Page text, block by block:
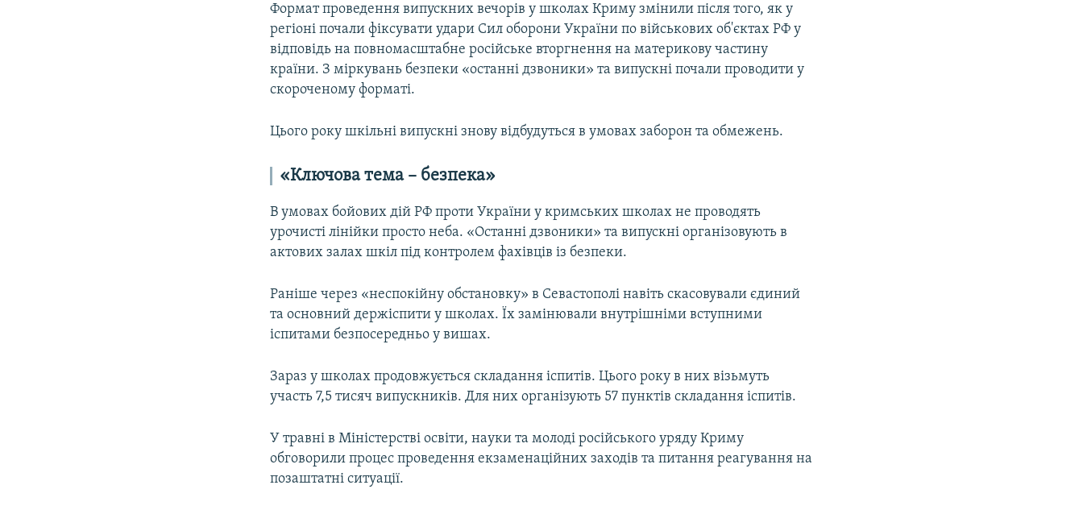
Формат проведення випускних вечорів у школах Криму змінили після того, як у
регіоні почали фіксувати удари Сил оборони України по військових об'єктах РФ у
відповідь на повномасштабне російське вторгнення на материкову частину
країни. З міркувань безпеки «останні дзвоники» та випускні почали проводити у
скороченому форматі.
Цього року шкільні випускні знову відбудуться в умовах заборон та обмежень.
«Ключова тема – безпека»
В умовах бойових дій РФ проти України у кримських школах не проводять
урочисті лінійки просто неба. «Останні дзвоники» та випускні організовують в
актових залах шкіл під контролем фахівців із безпеки.
Раніше через «неспокійну обстановку» в Севастополі навіть скасовували єдиний
та основний держіспити у школах. Їх замінювали внутрішніми вступними
іспитами безпосередньо у вишах.
Зараз у школах продовжується складання іспитів. Цього року в них візьмуть
участь 7,5 тисяч випускників. Для них організують 57 пунктів складання іспитів.
У травні в Міністерстві освіти, науки та молоді російського уряду Криму
обговорили процес проведення екзаменаційних заходів та питання реагування на
позаштатні ситуації.